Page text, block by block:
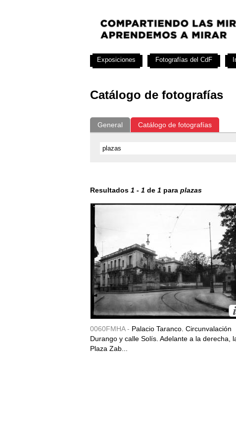
Catálogo de fotografías
General Catálogo de fotografías
Resultados 1 - 1 de 1 para plazas
0060FMHA - Palacio Taranco. Circunvalación
Durango y calle Solís. Adelante a la derecha,
Plaza Zab...
Exposiciones Fotografías del CdF